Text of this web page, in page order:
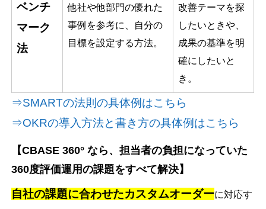
ベンチ
マーク
法
他社や他部門の優れた
事例を参考に、自分の
目標を設定する方法。
改善テーマを探
したいときや、
成果の基準を明
確にしたいと
き。
⇒SMARTの法則の具体例はこちら
⇒OKRの導入方法と書き方の具体例はこちら
【CBASE 360° なら、担当者の負担になっていた
360度評価運用の課題をすべて解決】
自社の課題に合わせたカスタムオーダーに対応す